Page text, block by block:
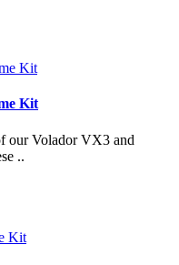
Kit
our Volador VX3 and
..